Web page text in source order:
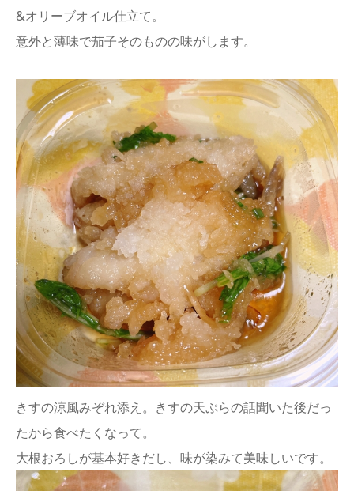
&オリーブオイル仕立て。
意外と薄味で茄子そのものの味がします。
きすの涼風みぞれ添え。きすの天ぷらの話聞いた後だっ
たから食べたくなって。
大根おろしが基本好きだし、味が染みて美味しいです。